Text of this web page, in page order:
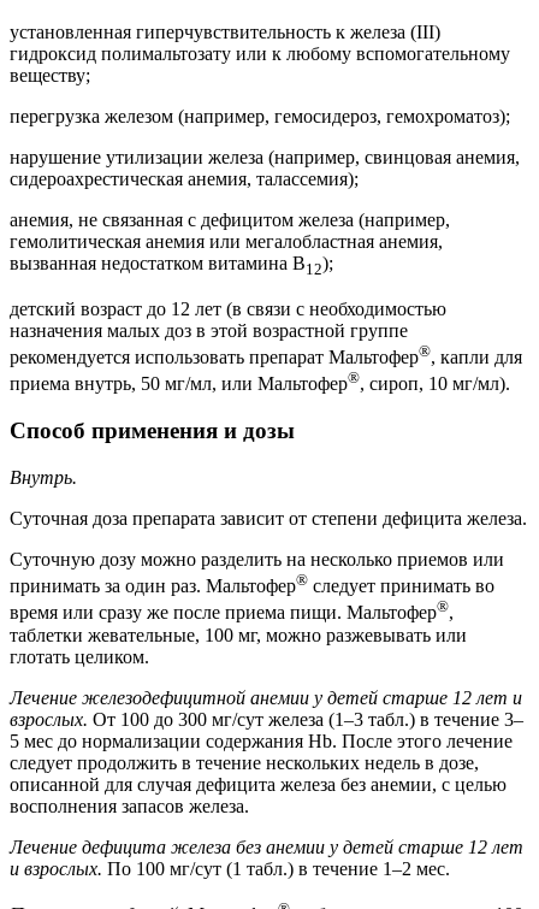
установленная гиперчувствительность к железа (III)
гидроксид полимальтозату или к любому вспомогательному
веществу;
перегрузка железом (например, гемосидероз, гемохроматоз);
нарушение утилизации железа (например, свинцовая анемия,
сидероахрестическая анемия, талассемия);
анемия, не связанная с дефицитом железа (например,
гемолитическая анемия или мегалобластная анемия,
вызванная недостатком витамина В12);
детский возраст до 12 лет (в связи с необходимостью
назначения малых доз в этой возрастной группе
рекомендуется использовать препарат Мальтофер®, капли для
приема внутрь, 50 мг/мл, или Мальтофер®, сироп, 10 мг/мл).
Способ применения и дозы
Внутрь.
Суточная доза препарата зависит от степени дефицита железа.
Суточную дозу можно разделить на несколько приемов или
принимать за один раз. Мальтофер® следует принимать во
время или сразу же после приема пищи. Мальтофер®,
таблетки жевательные, 100 мг, можно разжевывать или
глотать целиком.
Лечение железодефицитной анемии у детей старше 12 лет и
взрослых. От 100 до 300 мг/сут железа (1–3 табл.) в течение 3–
5 мес до нормализации содержания Hb. После этого лечение
следует продолжить в течение нескольких недель в дозе,
описанной для случая дефицита железа без анемии, с целью
восполнения запасов железа.
Лечение дефицита железа без анемии у детей старше 12 лет
и взрослых. По 100 мг/сут (1 табл.) в течение 1–2 мес.